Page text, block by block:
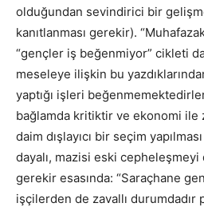
olduğundan sevindirici bir
kanıtlanması gerekir).
“gençler iş beğenmiyor” cikleti
meseleye ilişkin bu
yaptığı işleri
bağlamda kritiktir ve ekonomi ile
daim dışlayıcı bir seçim
dayalı, mazisi eski
gerekir esasında: “Saraçhane
işçilerden de zavallı durumdadır